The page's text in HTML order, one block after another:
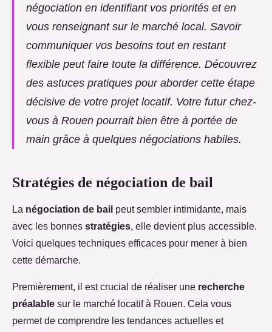
négociation en identifiant vos priorités et en
vous renseignant sur le marché local. Savoir
communiquer vos besoins tout en restant
flexible peut faire toute la différence. Découvrez
des astuces pratiques pour aborder cette étape
décisive de votre projet locatif. Votre futur chez-
vous à Rouen pourrait bien être à portée de
main grâce à quelques négociations habiles.
Stratégies de négociation de bail
La négociation de bail peut sembler intimidante, mais
avec les bonnes stratégies, elle devient plus accessible.
Voici quelques techniques efficaces pour mener à bien
cette démarche.
Premièrement, il est crucial de réaliser une recherche
préalable sur le marché locatif à Rouen. Cela vous
permet de comprendre les tendances actuelles et